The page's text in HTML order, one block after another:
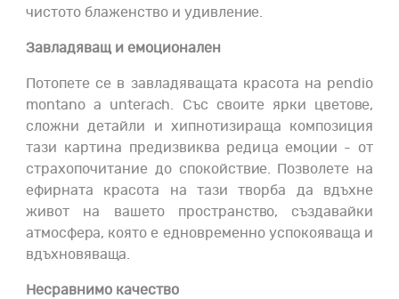
чистото блаженство и удивление.
Завладяващ и емоционален
Потопете се в завладяващата красота на pendio
montano a unterach. Със своите ярки цветове,
сложни детайли и хипнотизираща композиция
тази картина предизвиква редица емоции - от
страхопочитание до спокойствие. Позволете на
ефирната красота на тази творба да вдъхне
живот на вашето пространство, създавайки
атмосфера, която е едновременно успокояваща и
вдъхновяваща.
Несравнимо качество